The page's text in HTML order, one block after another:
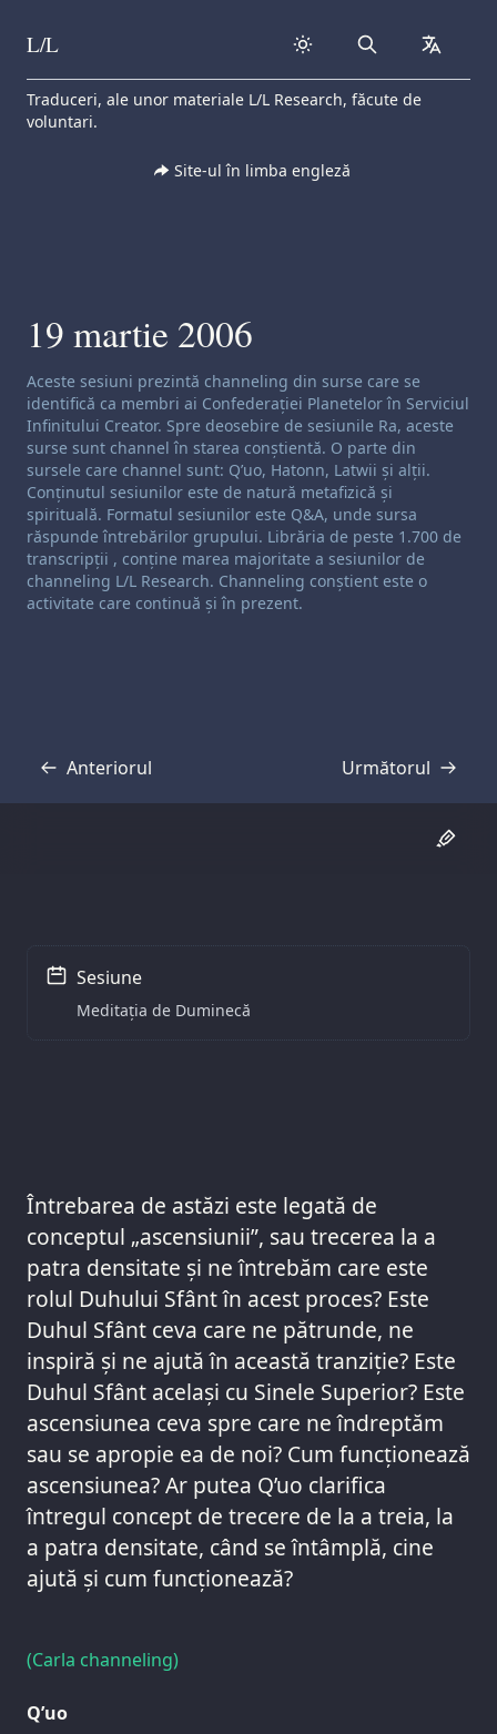
Skip to content
L/L Search
Traduceri, ale unor materiale L/L Research, făcute de
voluntari.
Site-ul în limba engleză
19 martie 2006
Exonerare de responsabilitate privind canalizarea:
Aceste sesiuni prezintă channeling din surse care se
identifică ca membri ai Confederației Planetelor în Serviciul
Infinitului Creator. Spre deosebire de sesiunile Ra, aceste
surse sunt channel în starea conștientă. O parte din
sursele care channel sunt: Q’uo, Hatonn, Latwii și alții.
Conținutul sesiunilor este de natură metafizică și
spirituală. Formatul sesiunilor este Q&A, unde sursa
răspunde întrebărilor grupului. Librăria de peste 1.700 de
transcripții , conține marea majoritate a sesiunilor de
channeling L/L Research. Channeling conștient este o
activitate care continuă și în prezent.
Anteriorul
Transcriere Următorul
Transcriere
Întrebarea de astăzi este legată de
conceptul „ascensiunii”, sau trecerea la a
patra densitate și ne întrebăm care este
rolul Duhului Sfânt în acest proces? Este
Duhul Sfânt ceva care ne pătrunde, ne
inspiră și ne ajută în această tranziție? Este
Duhul Sfânt același cu Sinele Superior? Este
ascensiunea ceva spre care ne îndreptăm
sau se apropie ea de noi? Cum funcționează
ascensiunea? Ar putea Q’uo clarifica
întregul concept de trecere de la a treia, la
a patra densitate, când se întâmplă, cine
ajută și cum funcționează?
(Carla channeling)
Q’uo
Sesiune
Meditația de Duminecă